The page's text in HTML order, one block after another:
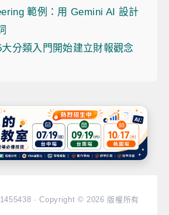
範例：用 Gemini AI 設計
分類入門開始建立財報觀念
· Copyright © 2026 版權所有